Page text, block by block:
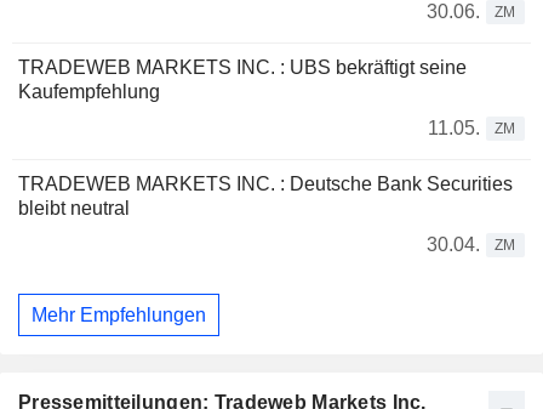
30.06.
ZM
TRADEWEB MARKETS INC. : UBS bekräftigt seine
Kaufempfehlung
11.05.
ZM
TRADEWEB MARKETS INC. : Deutsche Bank Securities
bleibt neutral
30.04.
ZM
Mehr Empfehlungen
Pressemitteilungen: Tradeweb Markets Inc.